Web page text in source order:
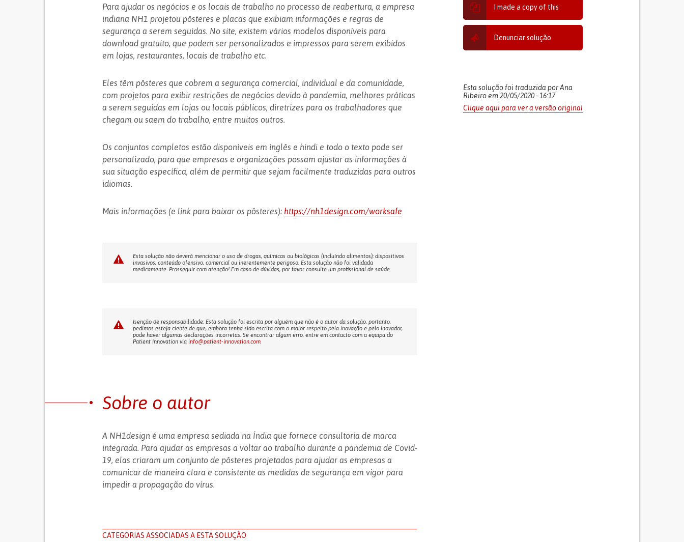
I made a copy of this
Denunciar solução
Esta solução foi traduzida por Ana
Ribeiro em 20/05/2020 - 16:17
Clique aqui para ver a versão original
Para ajudar os negócios e os locais de trabalho no processo de reabertura, a empresa
indiana NH1 projetou pôsteres e placas que exibiam informações e regras de
segurança a serem seguidas. No site, existem vários modelos disponíveis para
download gratuito, que podem ser personalizados e impressos para serem exibidos
em lojas, restaurantes, locais de trabalho etc.
Eles têm pôsteres que cobrem a segurança comercial, individual e da comunidade,
com projetos para exibir restrições de negócios devido à pandemia, melhores práticas
a serem seguidas em lojas ou locais públicos, diretrizes para os trabalhadores que
chegam ou saem do trabalho, entre muitos outros.
Os conjuntos completos estão disponíveis em inglês e hindi e todo o texto pode ser
personalizado, para que empresas e organizações possam ajustar as informações à
sua situação específica, além de permitir que sejam facilmente traduzidas para outros
idiomas.
Mais informações (e link para baixar os pôsteres): https://nh1design.com/worksafe
Esta solução não deverá mencionar o uso de drogas, químicas ou biológicas (incluíndo alimentos); dispositivos
invasivos; conteúdo ofensivo, comercial ou inerentemente perigoso. Esta solução não foi validada
medicamente. Prosseguir com atenção! Em caso de dúvidas, por favor consulte um profissional de saúde.
Isenção de responsabilidade: Esta solução foi escrita por alguém que não é o autor da solução, portanto,
pedimos esteja ciente de que, embora tenha sido escrita com o maior respeito pela inovação e pelo inovador,
pode haver algumas declarações incorretas. Se encontrar algum erro, entre em contacto com a equipa do
Patient Innovation via info@patient-innovation.com
Sobre o autor
A NH1design é uma empresa sediada na Índia que fornece consultoria de marca
integrada. Para ajudar as empresas a voltar ao trabalho durante a pandemia de Covid-
19, elas criaram um conjunto de pôsteres projetados para ajudar as empresas a
comunicar de maneira clara e consistente as medidas de segurança em vigor para
impedir a propagação do vírus.
CATEGORIAS ASSOCIADAS A ESTA SOLUÇÃO